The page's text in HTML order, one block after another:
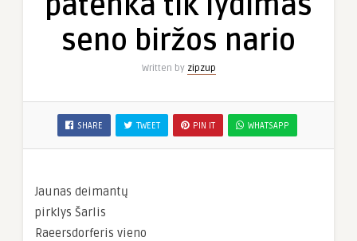
seno
nario
seno biržos nario
Written by zipzup
SHARE TWEET PIN IT WHATSAPP
Jaunas deimantų
pirklys Šarlis
Raeersdorferis vieno